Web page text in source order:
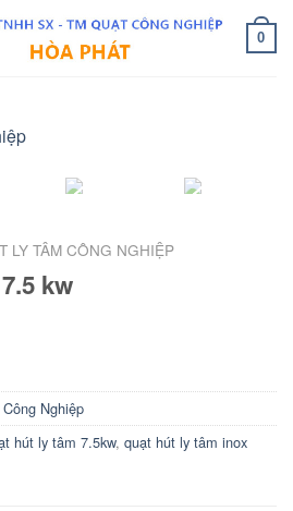
0
LY TÂM CÔNG NGHIỆP
kw
Nghiệp
hút ly tâm 7.5kw, quạt hút ly tâm inox